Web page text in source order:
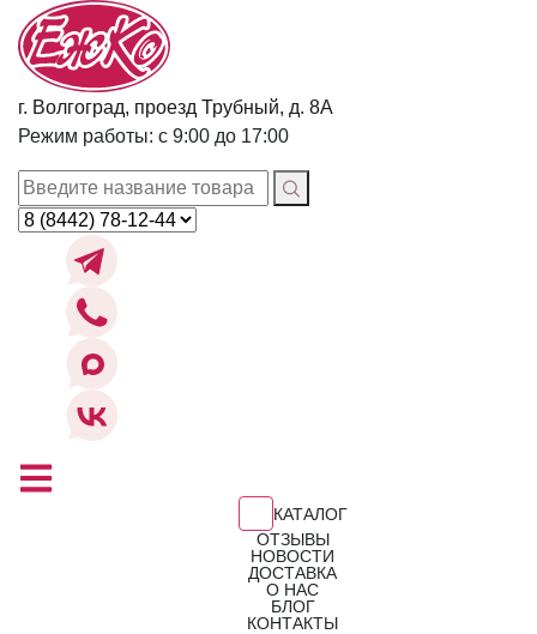
г. Волгоград, проезд Трубный, д. 8А
Режим работы: с 9:00 до 17:00
КАТАЛОГ
ОТЗЫВЫ
НОВОСТИ
ДОСТАВКА
О НАС
БЛОГ
КОНТАКТЫ